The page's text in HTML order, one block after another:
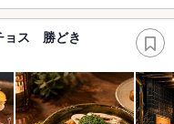
ョス 勝どき